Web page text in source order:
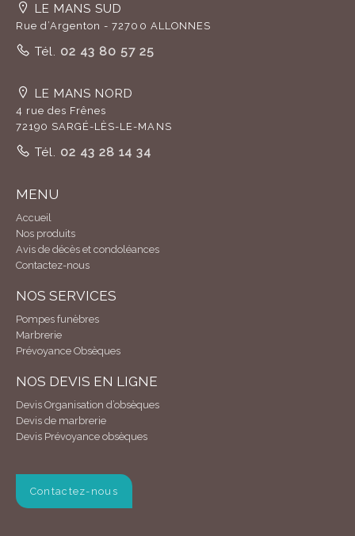
LE MANS SUD
Rue d’Argenton - 72700 ALLONNES
Tél. 02 43 80 57 25
LE MANS NORD
4 rue des Frênes
72190 SARGÉ-LÈS-LE-MANS
Tél. 02 43 28 14 34
MENU
Accueil
Nos produits
Avis de décès et condoléances
Contactez-nous
NOS SERVICES
Pompes funèbres
Marbrerie
Prévoyance Obsèques
NOS DEVIS EN LIGNE
Devis Organisation d’obsèques
Devis de marbrerie
Devis Prévoyance obsèques
Contactez-nous